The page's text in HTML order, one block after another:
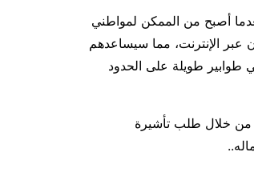
أصبح من الممكن لمواطني
الإنترنت، مما سيساعدهم
طوابير طويلة على الحدود
من خلال طلب تأشيرة